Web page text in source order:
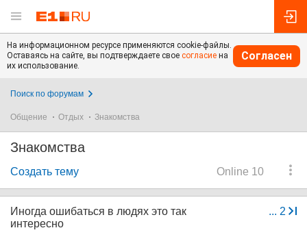
На информационном ресурсе применяются cookie-файлы.
Оставаясь на сайте, вы подтверждаете свое согласие на
их использование.
Согласен
Поиск по форумам
Общение Отдых Знакомства
Знакомства
Online 10
Создать тему
... 2
Иногда ошибаться в людях это так
интересно